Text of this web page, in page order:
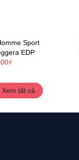
Sport
EDP
Xem tất cả